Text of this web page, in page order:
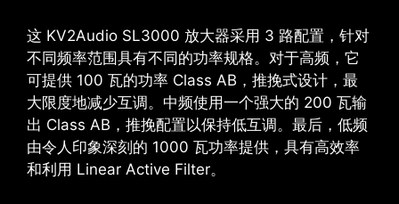
这 KV2Audio SL3000 放大器采用 3 路配置，针对
不同频率范围具有不同的功率规格。对于高频，它
可提供 100 瓦的功率 Class AB ，推挽式设计，最
大限度地减少互调。中频使用一个强大的 200 瓦输
出 Class AB ，推挽配置以保持低互调。最后，低频
由令人印象深刻的 1000 瓦功率提供，具有高效率
和利用 Linear Active Filter。